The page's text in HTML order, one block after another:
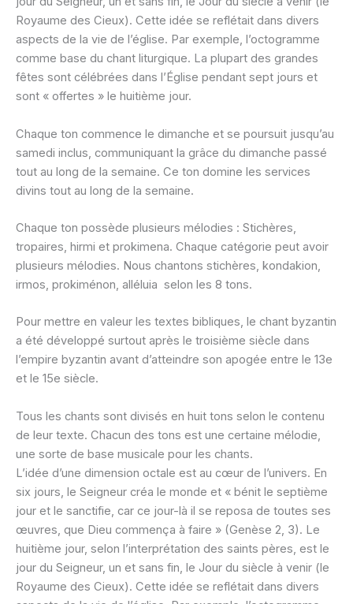
Royaume des Cieux). Cette idée se reflétait dans divers
aspects de la vie de l’église. Par exemple, l’octogramme
comme base du chant liturgique. La plupart des grandes
fêtes sont célébrées dans l’Église pendant sept jours et
sont « offertes » le huitième jour.
Chaque ton commence le dimanche et se poursuit jusqu’au
samedi inclus, communiquant la grâce du dimanche passé
tout au long de la semaine. Ce ton domine les services
divins tout au long de la semaine.
Chaque ton possède plusieurs mélodies : Stichères,
tropaires, hirmi et prokimena. Chaque catégorie peut avoir
plusieurs mélodies. Nous chantons stichères, kondakion,
irmos, prokiménon, alléluia selon les 8 tons.
Pour mettre en valeur les textes bibliques, le chant byzantin
a été développé surtout après le troisième siècle dans
l’empire byzantin avant d’atteindre son apogée entre le 13e
et le 15e siècle.
Tous les chants sont divisés en huit tons selon le contenu
de leur texte. Chacun des tons est une certaine mélodie,
une sorte de base musicale pour les chants.
L’idée d’une dimension octale est au cœur de l’univers. En
six jours, le Seigneur créa le monde et « bénit le septième
jour et le sanctifie, car ce jour-là il se reposa de toutes ses
œuvres, que Dieu commença à faire » (Genèse 2, 3). Le
huitième jour, selon l’interprétation des saints pères, est le
jour du Seigneur, un et sans fin, le Jour du siècle à venir (le
Royaume des Cieux). Cette idée se reflétait dans divers